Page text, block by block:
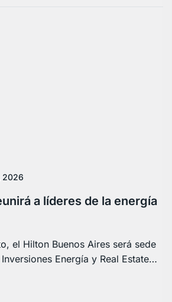
2026
a líderes de la energía
el Hilton Buenos Aires será sede
Energía y Real Estate…